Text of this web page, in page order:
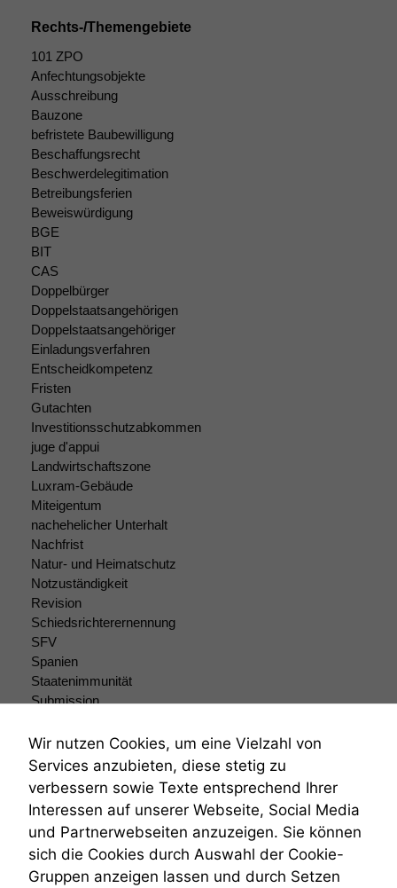
Rechts-/Themengebiete
101 ZPO
Anfechtungsobjekte
Ausschreibung
Bauzone
befristete Baubewilligung
Beschaffungsrecht
Beschwerdelegitimation
Betreibungsferien
Beweiswürdigung
BGE
BIT
CAS
Doppelbürger
Doppelstaatsangehörigen
Doppelstaatsangehöriger
Einladungsverfahren
Entscheidkompetenz
Fristen
Gutachten
Investitionsschutzabkommen
juge d'appui
Landwirtschaftszone
Luxram-Gebäude
Miteigentum
nachehelicher Unterhalt
Nachfrist
Natur- und Heimatschutz
Notzuständigkeit
Revision
Schiedsrichterernennung
SFV
Spanien
Staatenimmunität
Submission
Teilungsklage
Venezuela
VRK
Wiederherstellungsanordnung
Zivilprozessordnung
ZPO
Zustellfiktion
Zuständigkeit
Wir nutzen Cookies, um eine Vielzahl von
Services anzubieten, diese stetig zu
verbessern sowie Texte entsprechend Ihrer
Interessen auf unserer Webseite, Social Media
und Partnerwebseiten anzuzeigen. Sie können
sich die Cookies durch Auswahl der Cookie-
Gruppen anzeigen lassen und durch Setzen